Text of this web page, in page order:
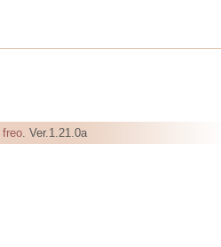
freo. Ver.1.21.0a